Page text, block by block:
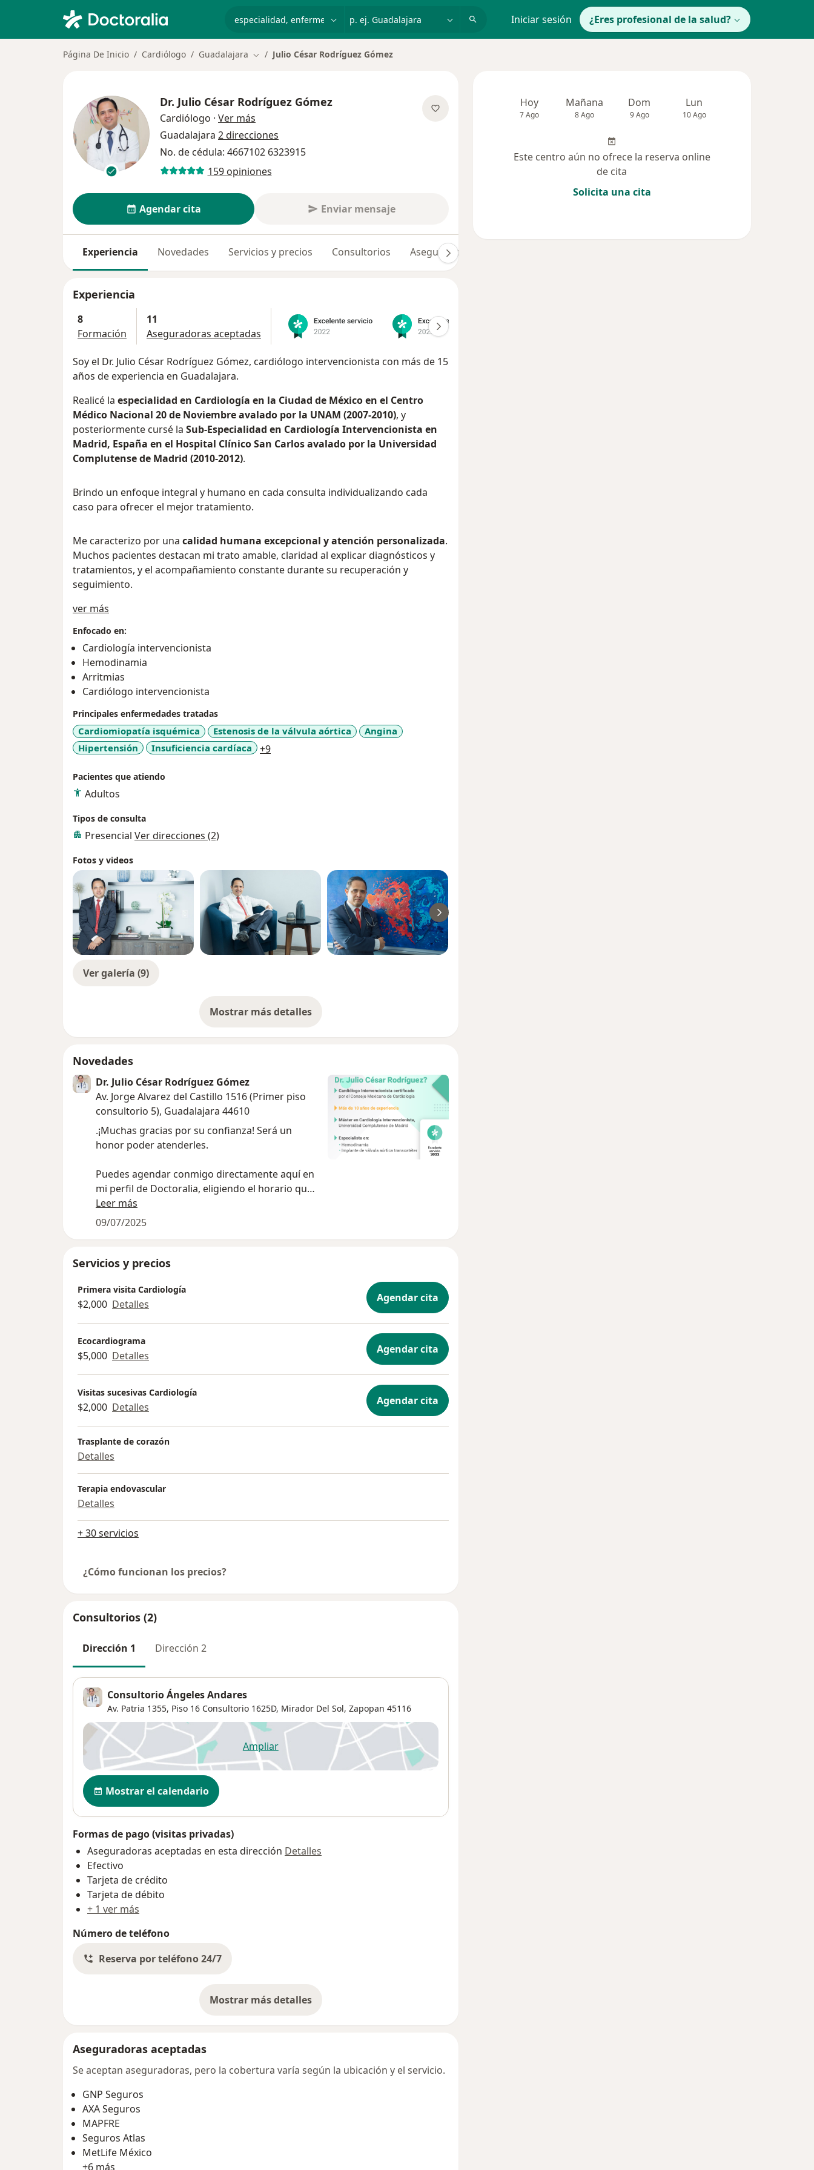
Iniciar sesión ¿Eres profesional de la salud?
Página De Inicio Cardiólogo Guadalajara Cambiar de ciudad
Julio César Rodríguez Gómez
Dr. Julio César Rodríguez Gómez
Cardiólogo · Ver más
Guadalajara 2 direcciones
No. de cédula: 4667102 6323915
159 opiniones
Agendar cita Enviar mensaje
Experiencia Novedades Servicios y precios Consultorios Aseguradoras
Experiencia
8
Formación
11
Aseguradoras aceptadas
Soy el Dr. Julio César Rodríguez Gómez, cardiólogo intervencionista con más de 15
años de experiencia en Guadalajara.
Realicé la especialidad en Cardiología en la Ciudad de México en el Centro
Médico Nacional 20 de Noviembre avalado por la UNAM (2007-2010), y
posteriormente cursé la Sub-Especialidad en Cardiología Intervencionista en
Madrid, España en el Hospital Clínico San Carlos avalado por la Universidad
Complutense de Madrid (2010-2012).
Brindo un enfoque integral y humano en cada consulta individualizando cada
caso para ofrecer el mejor tratamiento.
Me caracterizo por una calidad humana excepcional y atención personalizada.
Muchos pacientes destacan mi trato amable, claridad al explicar diagnósticos y
tratamientos, y el acompañamiento constante durante su recuperación y
seguimiento.
ver más
Enfocado en:
Cardiología intervencionista
Hemodinamia
Arritmias
Cardiólogo intervencionista
Principales enfermedades tratadas
Cardiomiopatía isquémica Estenosis de la válvula aórtica
Angina
Hipertensión
Insuficiencia cardíaca +9a11y_sr_more_diseases
Pacientes que atiendo
Adultos
Tipos de consulta
Presencial Ver direcciones (2)
Fotos y videos
Ver galería (9)
Mostrar más detalles
sobre la experiencia
Novedades
Dr. Julio César Rodríguez Gómez
Av. Jorge Alvarez del Castillo 1516 (Primer piso
consultorio 5), Guadalajara 44610
.¡Muchas gracias por su confianza! Será un
honor poder atenderles.
Puedes agendar conmigo directamente aquí en
mi perfil de Doctoralia, eligiendo el horario que
más te convenga y llenando la información que
se te solicita.
Leer más
09/07/2025
Servicios y precios
Primera visita Cardiología
$2,000 Detalles Agendar cita
Ecocardiograma
$5,000 Detalles Agendar cita
Visitas sucesivas Cardiología
$2,000 Detalles Agendar cita
Trasplante de corazón
Detalles
Terapia endovascular
Detalles
+ 30 servicios
¿Cómo funcionan los precios?
Consultorios (2)
Dirección 1 Dirección 2
Consultorio Ángeles Andares
Av. Patria 1355, Piso 16 Consultorio 1625D, Mirador Del Sol, Zapopan 45116
Ampliarse abre en una nueva pestaña
Disponibilidad
Mostrar el calendario
Formas de pago (visitas privadas)
Aseguradoras aceptadas en esta dirección Detalles
Efectivo
Tarjeta de crédito
Tarjeta de débito
+ 1 ver más
Número de teléfono
Reserva por teléfono 24/7
Mostrar más detalles
sobre la dirección
Aseguradoras aceptadas
Se aceptan aseguradoras, pero la cobertura varía según la ubicación y el servicio.
GNP Seguros
AXA Seguros
MAPFRE
Seguros Atlas
MetLife México
+6 más
Hoy
7 Ago
Mañana
8 Ago
Dom
9 Ago
Lun
10 Ago
Este centro aún no ofrece la reserva online
de cita
Solicita una cita